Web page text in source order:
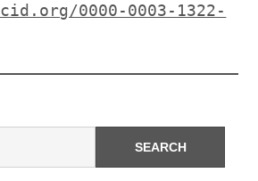
0000-0003-1322-